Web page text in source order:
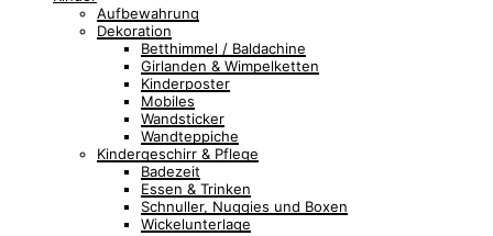
Aufbewahrung
Dekoration
Betthimmel / Baldachine
Girlanden & Wimpelketten
Kinderposter
Mobiles
Wandsticker
Wandteppiche
Kindergeschirr & Pflege
Badezeit
Essen & Trinken
Schnuller, Nuggies und Boxen
Wickelunterlage